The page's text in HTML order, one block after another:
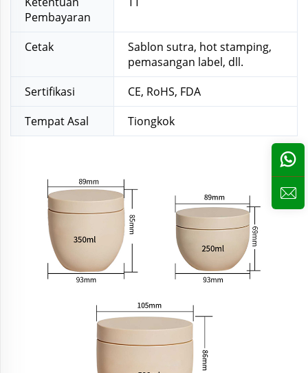
Pembayaran
Cetak
Sablon sutra, hot stamping,
pemasangan label, dll.
Sertifikasi
CE, RoHS, FDA
Tempat Asal
Tiongkok